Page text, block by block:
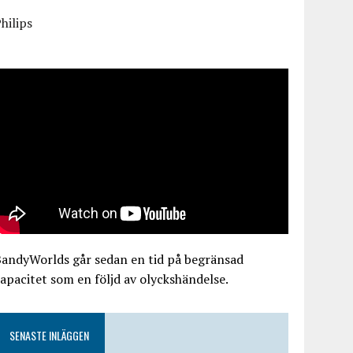
går sedan en tid på begränsad
som en följd av olyckshändelse.
SENASTE INLÄGGEN